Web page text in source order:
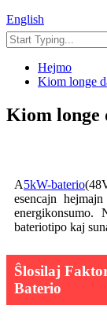
English
Hejmo
Kiom longe
Kiom longe
A5kW-baterio
esencajn
energikonsumo.
bateriotipo kaj
Ŝlosilaj
Baterio